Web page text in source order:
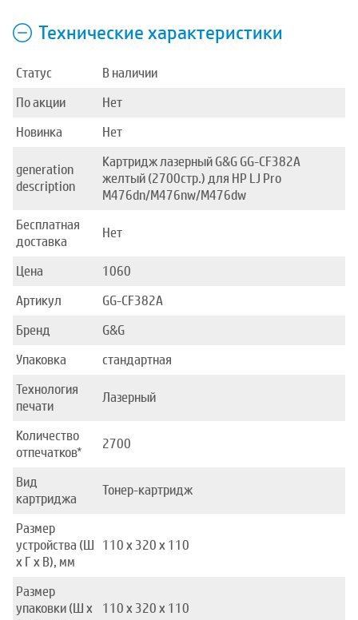
Технические характеристики
Статус
В наличии
По акции
Нет
Новинка
Нет
generation
description
Картридж лазерный G&G GG-CF382A
желтый (2700стр.) для HP LJ Pro
M476dn/M476nw/M476dw
Бесплатная
доставка
Нет
Цена
1060
Артикул
GG-CF382A
Бренд
G&G
Упаковка
стандартная
Технология
печати
Лазерный
Количество
отпечатков*
2700
Вид
картриджа
Тонер-картридж
Размер
устройства (Ш
x Г x В), мм
110 x 320 x 110
Размер
упаковки (Ш x
110 x 320 x 110